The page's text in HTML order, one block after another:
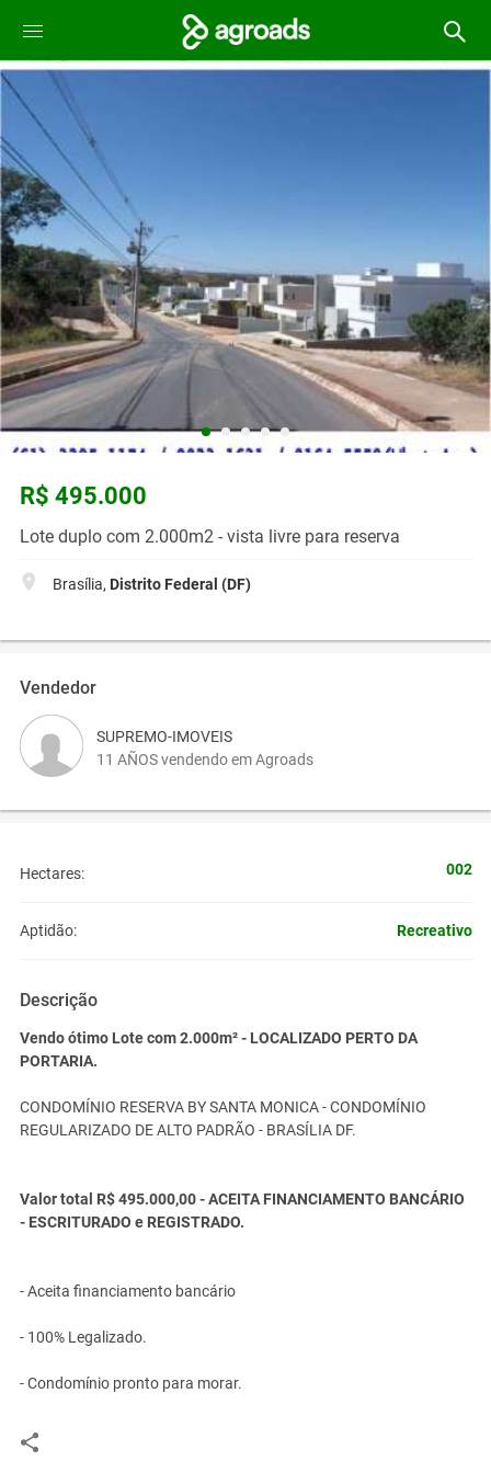
R$ 495.000
Lote duplo com 2.000m2 - vista livre para reserva
Brasília, Distrito Federal (DF)
Vendedor
SUPREMO-IMOVEIS
11 AÑOS vendendo em Agroads
Hectares: 002
Aptidão: Recreativo
Descrição
Vendo ótimo Lote com 2.000m² - LOCALIZADO PERTO DA
PORTARIA.
CONDOMÍNIO RESERVA BY SANTA MONICA - CONDOMÍNIO
REGULARIZADO DE ALTO PADRÃO - BRASÍLIA DF.
Valor total R$ 495.000,00 - ACEITA FINANCIAMENTO BANCÁRIO
- ESCRITURADO e REGISTRADO.
- Aceita financiamento bancário
- 100% Legalizado.
- Condomínio pronto para morar.
- TENHO OUTROS LOTES DE TAMANHOS MAIORES E MENORES